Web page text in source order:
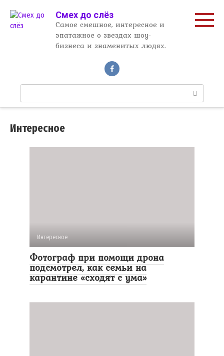
контенту
Смех до слёз
Самое смешное, интересное и
эпатажное о звездах шоу-
бизнеса и знаменитых людях.
о
и
к
Интересное
Интересное
Фотограф при помощи дрона
подсмотрел, как семьи на
карантине «сходят с ума»